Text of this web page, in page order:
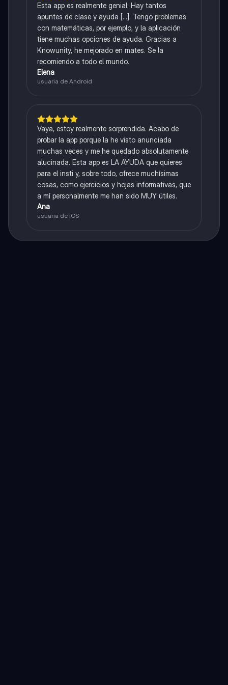
Esta app es realmente genial. Hay tantos
apuntes de clase y ayuda [...]. Tengo problemas
con matemáticas, por ejemplo, y la aplicación
tiene muchas opciones de ayuda. Gracias a
Knowunity, he mejorado en mates. Se la
recomiendo a todo el mundo.
Elena
usuaria de Android
Vaya, estoy realmente sorprendida. Acabo de
probar la app porque la he visto anunciada
muchas veces y me he quedado absolutamente
alucinada. Esta app es LA AYUDA que quieres
para el insti y, sobre todo, ofrece muchísimas
cosas, como ejercicios y hojas informativas, que
a mí personalmente me han sido MUY útiles.
Ana
usuaria de iOS